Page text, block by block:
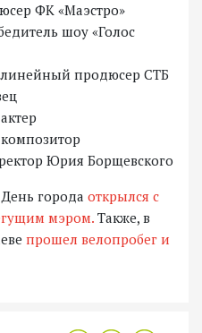
ФК «Маэстро»
шоу «Голос
линейный продюсер СТБ
Юрия Борщевского
города открылся с
мэром. Также, в
прошел велопробег и